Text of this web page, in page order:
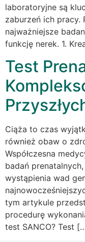
laboratoryjne są
zaburzeń ich pracy.
najważniejsze
funkcję nerek. 1.
Test
Ciąża to czas
również obaw o
Współczesna
badań
wystąpienia wad
tym artykule
procedurę
test SANCO? Test